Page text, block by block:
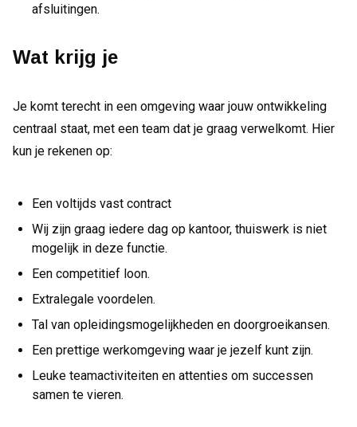
afsluitingen.
Wat krijg je
Je komt terecht in een omgeving waar jouw ontwikkeling
centraal staat, met een team dat je graag verwelkomt. Hier
kun je rekenen op:
Een voltijds vast contract
Wij zijn graag iedere dag op kantoor, thuiswerk is niet
mogelijk in deze functie.
Een competitief loon.
Extralegale voordelen.
Tal van opleidingsmogelijkheden en doorgroeikansen.
Een prettige werkomgeving waar je jezelf kunt zijn.
Leuke teamactiviteiten en attenties om successen
samen te vieren.